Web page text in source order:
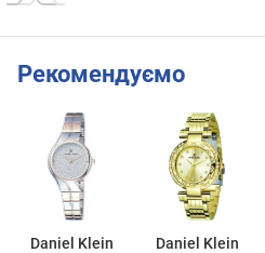
Рекомендуємо
Daniel Klein
Daniel Klein